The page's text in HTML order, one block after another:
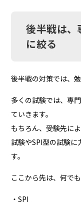
後半戦は、
に絞る
後半戦の対策では、
多くの試験では、専
ていきます。
もちろん、受験先に
試験やSPI型の試験
す。
ここから先は、何で
・SPI